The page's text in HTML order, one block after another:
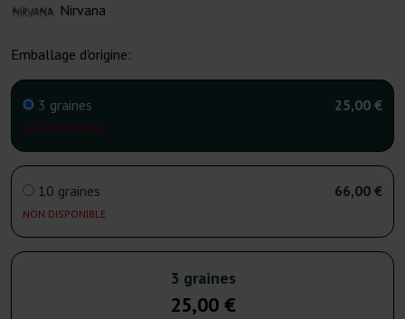
Nirvana
Emballage d'origine:
3 graines
NON DISPONIBLE
25,00 €
10 graines
NON DISPONIBLE
66,00 €
3 graines
25,00 €